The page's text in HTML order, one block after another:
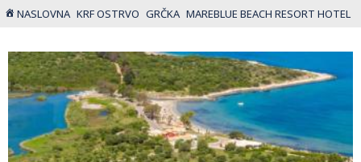
NASLOVNA KRF OSTRVO GRČKA MAREBLUE BEACH RESORT HOTEL